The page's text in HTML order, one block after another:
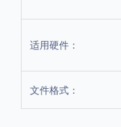
适用硬件：
文件格式：